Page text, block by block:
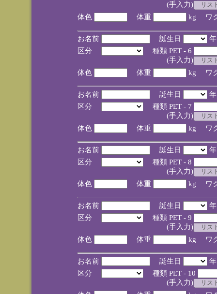
(手入力)
体色
体重 kg ワ
お名前 誕生日
区分
種類 PET - 6
(手入力)
体色
体重 kg ワ
お名前 誕生日
区分
種類 PET - 7
(手入力)
体色
体重 kg ワ
お名前 誕生日
区分
種類 PET - 8
(手入力)
体色
体重 kg ワ
お名前 誕生日
区分
種類 PET - 9
(手入力)
体色
体重 kg ワ
お名前 誕生日
区分
種類 PET - 10
(手入力)